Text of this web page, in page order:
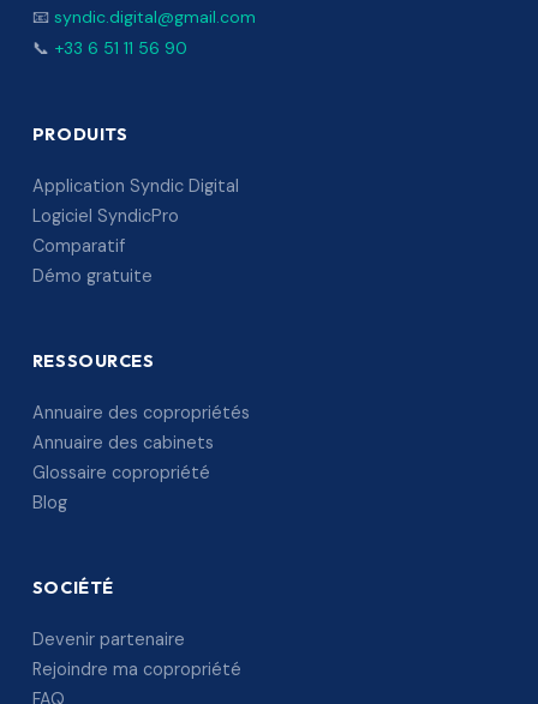
📧 syndic.digital@gmail.com
📞 +33 6 51 11 56 90
PRODUITS
Application Syndic Digital
Logiciel SyndicPro
Comparatif
Démo gratuite
RESSOURCES
Annuaire des copropriétés
Annuaire des cabinets
Glossaire copropriété
Blog
SOCIÉTÉ
Devenir partenaire
Rejoindre ma copropriété
FAQ